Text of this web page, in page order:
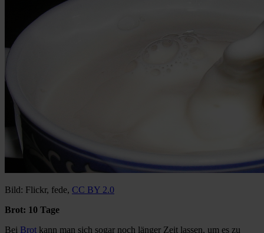
Bild: Flickr, fede, CC BY 2.0
Brot: 10 Tage
Bei Brot kann man sich sogar noch länger Zeit lassen, um es zu